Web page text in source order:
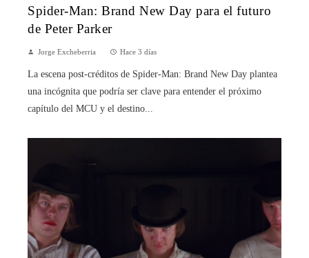
Spider-Man: Brand New Day para el futuro
de Peter Parker
Jorge Excheberria Hace 3 días
La escena post-créditos de Spider-Man: Brand New Day plantea
una incógnita que podría ser clave para entender el próximo
capítulo del MCU y el destino...